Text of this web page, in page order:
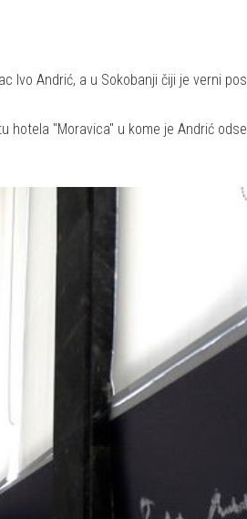
Ivo Andrić, a u Sokobanji čiji je verni
hotela "Moravica" u kome je Andrić